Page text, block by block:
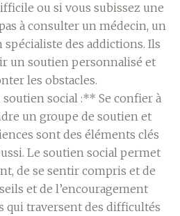
ou si vous subissez une
à consulter un médecin, un
des addictions. Ils
un soutien personnalisé et
les obstacles.
social :** Se confier à
un groupe de soutien et
sont des éléments clés
Le soutien social permet
de se sentir compris et de
et de l’encouragement
qui traversent des difficultés